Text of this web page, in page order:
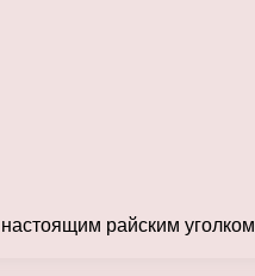
райским